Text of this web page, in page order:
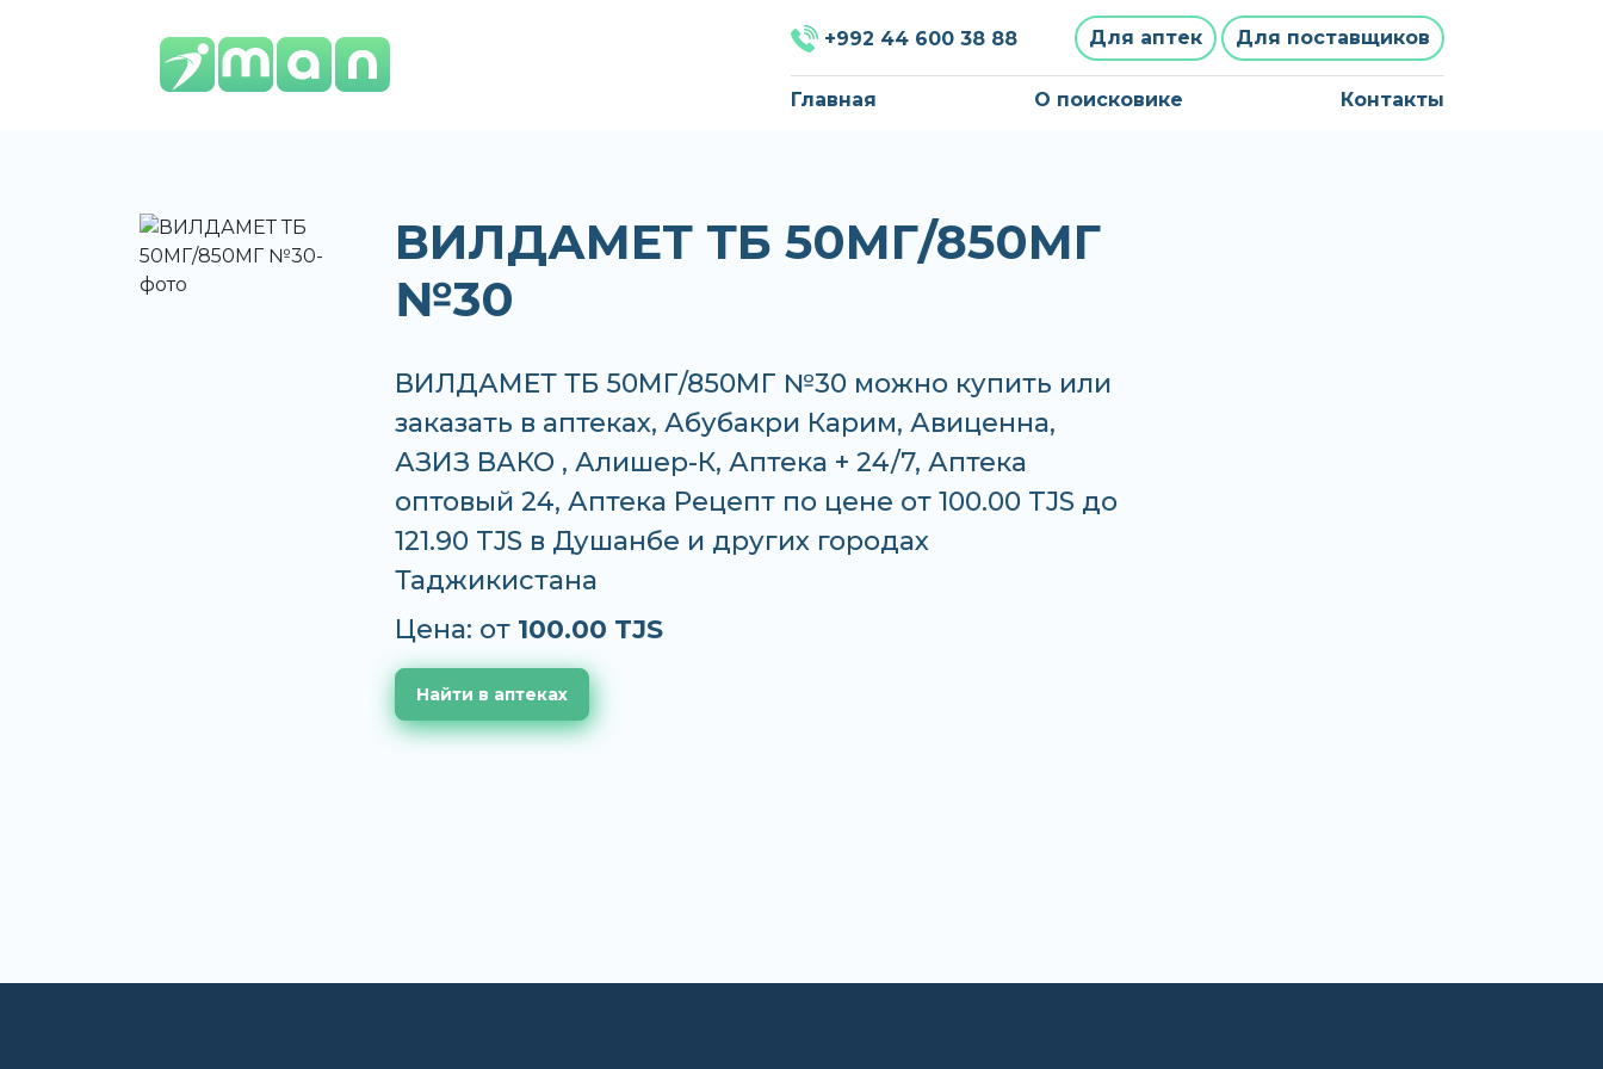
+992 44 600 38 88 Для аптек Для поставщиков
Главная О поисковике Контакты
ВИЛДАМЕТ ТБ 50МГ/850МГ
№30
ВИЛДАМЕТ ТБ 50МГ/850МГ №30 можно купить или
заказать в аптеках, Абубакри Карим, Авиценна,
АЗИЗ ВАКО , Алишер-К, Аптека + 24/7, Аптека
оптовый 24, Аптека Рецепт по цене от 100.00 TJS до
121.90 TJS в Душанбе и других городах
Таджикистана
Цена: от 100.00 TJS
Найти в аптеках